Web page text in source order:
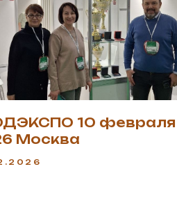
10 февраля
Москва